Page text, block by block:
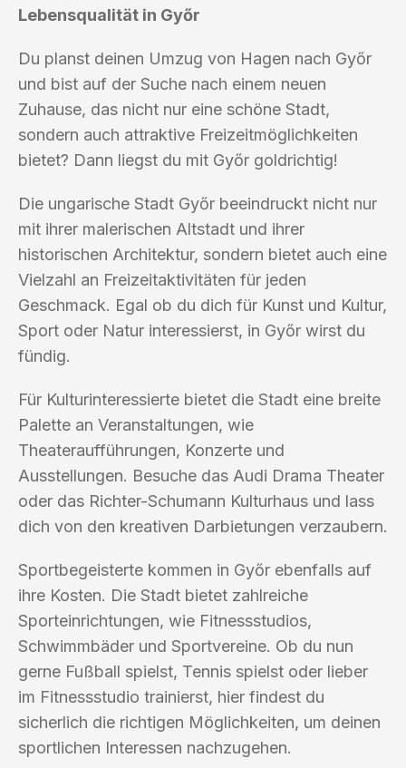
Lebensqualität in Győr
Du planst deinen Umzug von Hagen nach Győr
und bist auf der Suche nach einem neuen
Zuhause, das nicht nur eine schöne Stadt,
sondern auch attraktive Freizeitmöglichkeiten
bietet? Dann liegst du mit Győr goldrichtig!
Die ungarische Stadt Győr beeindruckt nicht nur
mit ihrer malerischen Altstadt und ihrer
historischen Architektur, sondern bietet auch eine
Vielzahl an Freizeitaktivitäten für jeden
Geschmack. Egal ob du dich für Kunst und Kultur,
Sport oder Natur interessierst, in Győr wirst du
fündig.
Für Kulturinteressierte bietet die Stadt eine breite
Palette an Veranstaltungen, wie
Theateraufführungen, Konzerte und
Ausstellungen. Besuche das Audi Drama Theater
oder das Richter-Schumann Kulturhaus und lass
dich von den kreativen Darbietungen verzaubern.
Sportbegeisterte kommen in Győr ebenfalls auf
ihre Kosten. Die Stadt bietet zahlreiche
Sporteinrichtungen, wie Fitnessstudios,
Schwimmbäder und Sportvereine. Ob du nun
gerne Fußball spielst, Tennis spielst oder lieber
im Fitnessstudio trainierst, hier findest du
sicherlich die richtigen Möglichkeiten, um deinen
sportlichen Interessen nachzugehen.